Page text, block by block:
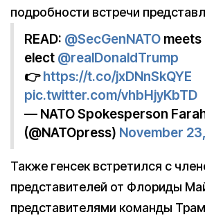
подробности встречи
READ: @SecGenNATO meets
elect @realDonaldTrump
👉https://t.co/jxDNnSkQYE
pic.twitter.com/vhbHjyKbTD
— NATO Spokesperson
(@NATOpress) November
Также генсек встретился с
представителей от Флориды
представителями команды